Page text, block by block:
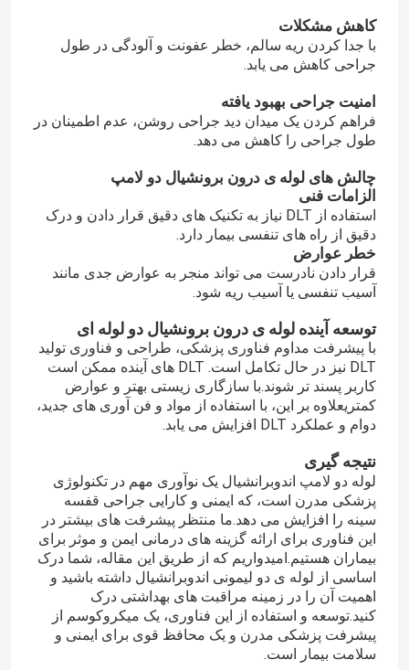
ماسک صورت بی حس کننده
لوله تراکئوستومی
کاهش مشکلات
با جدا کردن ریه سالم، خطر عفونت و آلودگی در طول
جراحی کاهش می یابد.
امنیت جراحی بهبود یافته
فراهم کردن یک میدان دید جراحی روشن، عدم اطمینان در
طول جراحی را کاهش می دهد.
چالش های لوله ی درون برونشیال دو لامپ
الزامات فنی
استفاده از DLT نیاز به تکنیک های دقیق قرار دادن و درک
دقیق از راه های تنفسی بیمار دارد.
خطر عوارض
قرار دادن نادرست می تواند منجر به عوارض جدی مانند
آسیب تنفسی یا آسیب ریه شود.
توسعه آینده لوله ی درون برونشیال دو لوله ای
با پیشرفت مداوم فناوری پزشکی، طراحی و فناوری تولید
DLT نیز در حال تکامل است. DLT های آینده ممکن است
کاربر پسند تر شوند.با سازگاری زیستی بهتر و عوارض
کمتریعلاوه بر این، با استفاده از مواد و فن آوری های جدید،
دوام و عملکرد DLT افزایش می یابد.
نتیجه گیری
لوله دو لامپ اندوبرانشیال یک نوآوری مهم در تکنولوژی
پزشکی مدرن است، که ایمنی و کارایی جراحی قفسه
سینه را افزایش می دهد.ما منتظر پیشرفت های بیشتر در
این فناوری برای ارائه گزینه های درمانی ایمن و موثر برای
بیماران هستیم.امیدواریم که از طریق این مقاله، شما درک
اساسی از لوله ی دو لیمونی اندوبرانشیال داشته باشید و
اهمیت آن را در زمینه مراقبت های بهداشتی درک
کنید.توسعه و استفاده از این فناوری، یک میکروکوسم از
پیشرفت پزشکی مدرن و یک محافظ قوی برای ایمنی و
سلامت بیمار است.